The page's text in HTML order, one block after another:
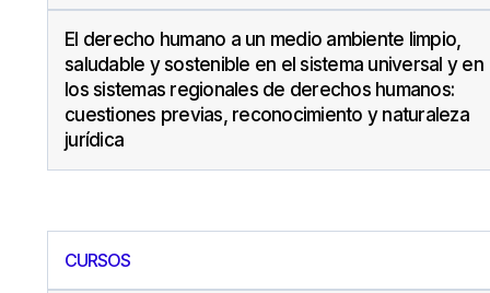
El derecho humano a un medio ambiente limpio,
saludable y sostenible en el sistema universal y en
los sistemas regionales de derechos humanos:
cuestiones previas, reconocimiento y naturaleza
jurídica
CURSOS